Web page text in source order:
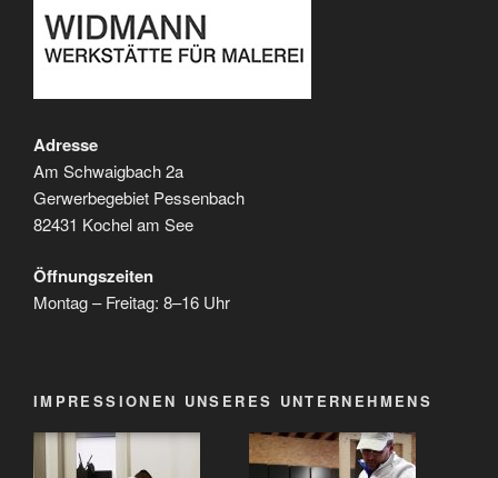
Adresse
Am Schwaigbach 2a
Gerwerbegebiet Pessenbach
82431 Kochel am See
Öffnungszeiten
Montag – Freitag: 8–16 Uhr
IMPRESSIONEN UNSERES UNTERNEHMENS